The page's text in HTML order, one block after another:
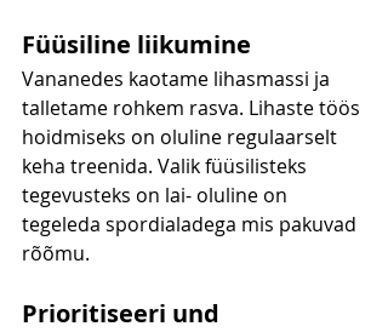
Füüsiline liikumine
Vananedes kaotame lihasmassi ja
talletame rohkem rasva. Lihaste töös
hoidmiseks on oluline regulaarselt
keha treenida. Valik füüsilisteks
tegevusteks on lai- oluline on
tegeleda spordialadega mis pakuvad
rõõmu.
Prioritiseeri und